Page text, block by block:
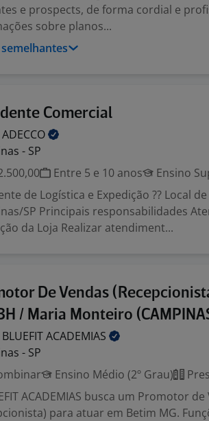
e prospects, de forma cordial e
sobre planos...
Comercial
ADECCO
- SP
Entre 5 e 10 anos Ensino
de Logística e Expedição ?? Local
SP Principais responsabilidades
da Loja Realizar atendiment...
De Vendas
/ Maria Monteiro
BLUEFITACADEMIAS
- SP
Ensino Médio (2º Grau)
ACADEMIAS busca um Promotor de
para atuar em Betim MG.